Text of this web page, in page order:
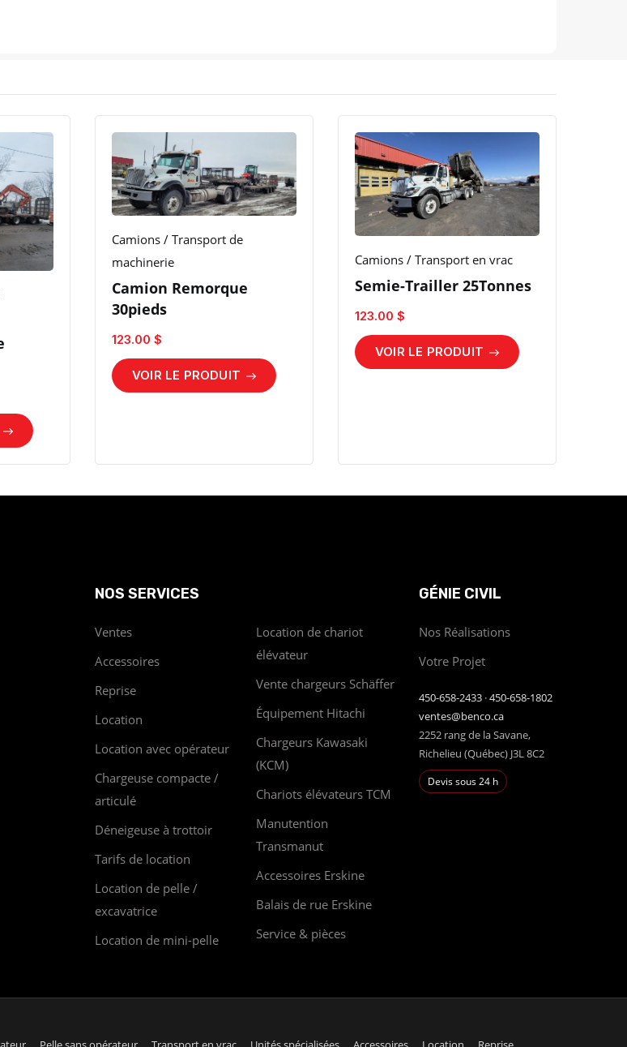
Camions / Transport de
machinerie
Camion Remorque
30pieds
123.00 $
VOIR LE PRODUIT
Camions / Transport en vrac
Semie-Trailler 25Tonnes
123.00 $
VOIR LE PRODUIT
NOS SERVICES
Ventes
Accessoires
Reprise
Location
Location avec opérateur
Chargeuse compacte /
articulé
Déneigeuse à trottoir
Tarifs de location
Location de pelle /
excavatrice
Location de mini-pelle
Location de chariot
élévateur
Vente chargeurs Schäffer
Équipement Hitachi
Chargeurs Kawasaki
(KCM)
Chariots élévateurs TCM
Manutention
Transmanut
Accessoires Erskine
Balais de rue Erskine
Service & pièces
GÉNIE CIVIL
Nos Réalisations
Votre Projet
450-658-2433 ·450-658-1802
ventes@benco.ca
2252 rang de la Savane,
Richelieu (Québec) J3L 8C2
Devis sous 24 h